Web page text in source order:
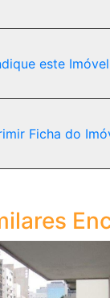
este Imóvel
Ficha do